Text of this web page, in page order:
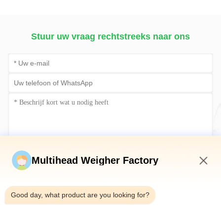
Stuur uw vraag rechtstreeks naar ons
Stuur nu
Multihead Weigher Factory
Good day, what product are you looking for?